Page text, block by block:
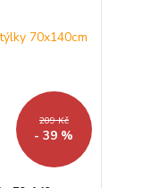
209 Kč
- 39 %